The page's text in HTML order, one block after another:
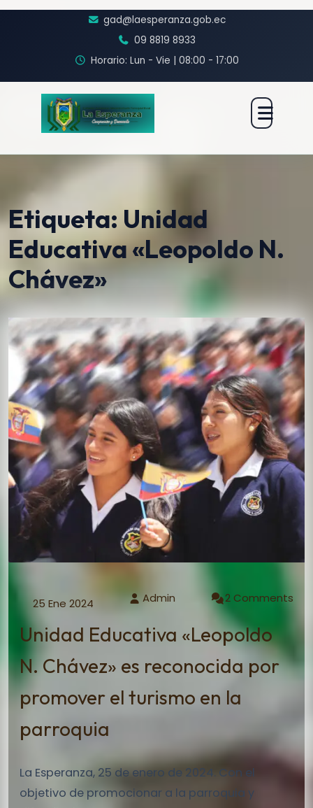
gad@laesperanza.gob.ec
09 8819 8933
Horario: Lun - Vie | 08:00 - 17:00
Etiqueta: Unidad
Educativa «Leopoldo N.
Chávez»
25 Ene 2024 Admin 2 Comments
Unidad Educativa «Leopoldo
N. Chávez» es reconocida por
promover el turismo en la
parroquia
La Esperanza, 25 de enero de 2024. Con el
objetivo de promocionar a la parroquia y